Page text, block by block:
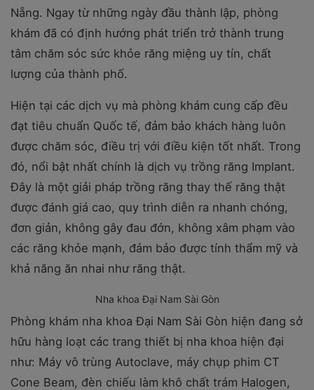
Nẵng. Ngay từ những ngày đầu thành lập, phòng
khám đã có định hướng phát triển trở thành trung
tâm chăm sóc sức khỏe răng miệng uy tín, chất
lượng của thành phố.
Hiện tại các dịch vụ mà phòng khám cung cấp đều
đạt tiêu chuẩn Quốc tế, đảm bảo khách hàng luôn
được chăm sóc, điều trị với điều kiện tốt nhất. Trong
đó, nổi bật nhất chính là dịch vụ trồng răng Implant.
Đây là một giải pháp trồng răng thay thế răng thật
được đánh giá cao, quy trình diễn ra nhanh chóng,
đơn giản, không gây đau đớn, không xâm phạm vào
các răng khỏe mạnh, đảm bảo được tính thẩm mỹ và
khả năng ăn nhai như răng thật.
Nha khoa Đại Nam Sài Gòn
Phòng khám nha khoa Đại Nam Sài Gòn hiện đang sở
hữu hàng loạt các trang thiết bị nha khoa hiện đại
như: Máy vô trùng Autoclave, máy chụp phim CT
Cone Beam, đèn chiếu làm khô chất trám Halogen,